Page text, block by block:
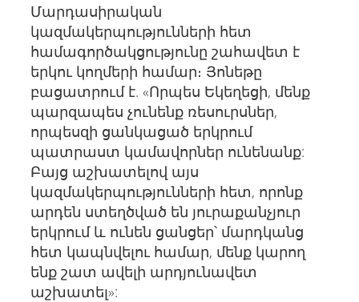
Մարդասիրական
կազմակերպությունների հետ
համագործակցությունը շահավետ է
երկու կողմերի համար։ Յոնեթը
բացատրում է. «Որպես Եկեղեցի, մենք
պարզապես չունենք ռեսուրսներ,
որպեսզի ցանկացած երկրում
պատրաստ կամավորներ ունենանք:
Բայց աշխատելով այս
կազմակերպությունների հետ, որոնք
արդեն ստեղծված են յուրաքանչյուր
երկրում և ունեն ցանցեր՝ մարդկանց
հետ կապնվելու համար, մենք կարող
ենք շատ ավելի արդյունավետ
աշխատել»: